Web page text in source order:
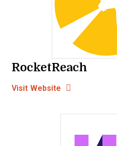
RocketReach
Visit Website Opens New